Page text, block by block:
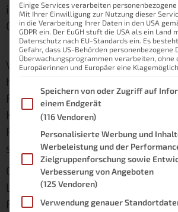
ich frage mich nur, kann das
Computerersatz dienen?
Versteh mich nicht falsch, die
haben mir sehr gefallen. Doch
Frage geistert mir immer
Kopf. Spätestens dann, wenn
Rechner setze, um einen
schreiben.
Ohne Frage ist gerade das iPad
leistungsstarkes Gerät, das eine
Funktionen zu bieten hat. Mit
Einige Services verarbeiten personenbezogene
Mit Ihrer Einwilligung zur Nutzung dieser
in die Verarbeitung Ihrer Daten in den USA
GDPR ein. Der EuGH stuft die USA als ein Land
Datenschutz nach EU-Standards ein. Es
Gefahr, dass US-Behörden personenbezogene
Überwachungsprogrammen verarbeiten, ohne
Europäerinnen und Europäer eine
Im Folgenden finden Sie eine Liste der
Speichern von oder Zugriff auf
einem Endgerät
(116 Vendoren)
Personalisierte Werbung und
Werbeleistung und der
Zielgruppenforschung sowie
Verbesserung von Angeboten
(125 Vendoren)
Verwendung genauer